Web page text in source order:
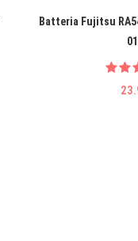
Batteria Fujitsu